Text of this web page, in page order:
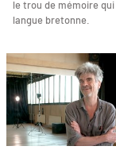
le trou de mémoire
langue bretonne.